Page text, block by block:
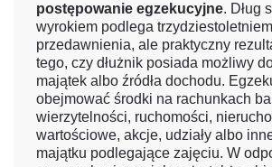
postępowanie egzekucyjne. Dług
wyrokiem podlega
przedawnienia, ale praktyczny
tego, czy dłużnik posiada możliwy
majątek albo źródła dochodu.
obejmować środki na rachunkach
wierzytelności, ruchomości,
wartościowe, akcje, udziały albo
majątku podlegające zajęciu. W